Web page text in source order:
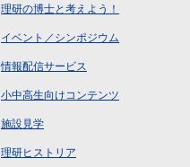
理研の博士と考えよう！
イベント／シンポジウム
情報配信サービス
小中高生向けコンテンツ
施設見学
理研ヒストリア